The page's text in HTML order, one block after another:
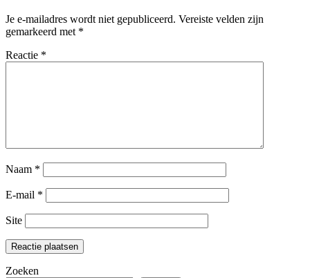
Je e-mailadres wordt niet gepubliceerd. Vereiste velden zijn
gemarkeerd met *
Reactie *
Naam *
E-mail *
Site
Zoeken